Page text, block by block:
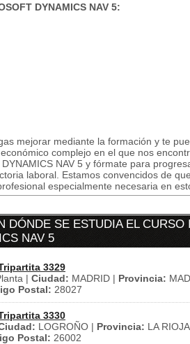
DYNAMICS NAV 5:
mejorar mediante la formación y te
complejo en el que nos
NAV 5 y fórmate para
laboral. Estamos convencidos de
especialmente necesaria en
DÓNDE SE ESTUDIA EL CURSO
NAV 5
3329
| Ciudad: MADRID | Provincia:
Postal: 28027
3330
LOGROÑO | Provincia: LA
Postal: 26002